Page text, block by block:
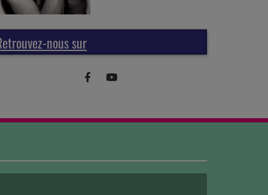
nous sur